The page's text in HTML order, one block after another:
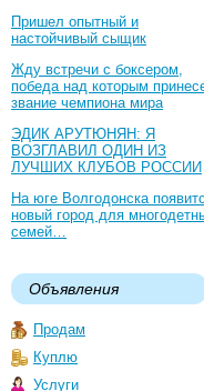
Пришел опытный и
настойчивый сыщик
Жду встречи с боксером,
победа над которым
звание чемпиона мира
ЭДИК АРУТЮНЯН: Я
ВОЗГЛАВИЛ ОДИН ИЗ
ЛУЧШИХ КЛУБОВ РОССИИ
На юге Волгодонска
новый город для
семей…
Объявления
Продам
Куплю
Услуги